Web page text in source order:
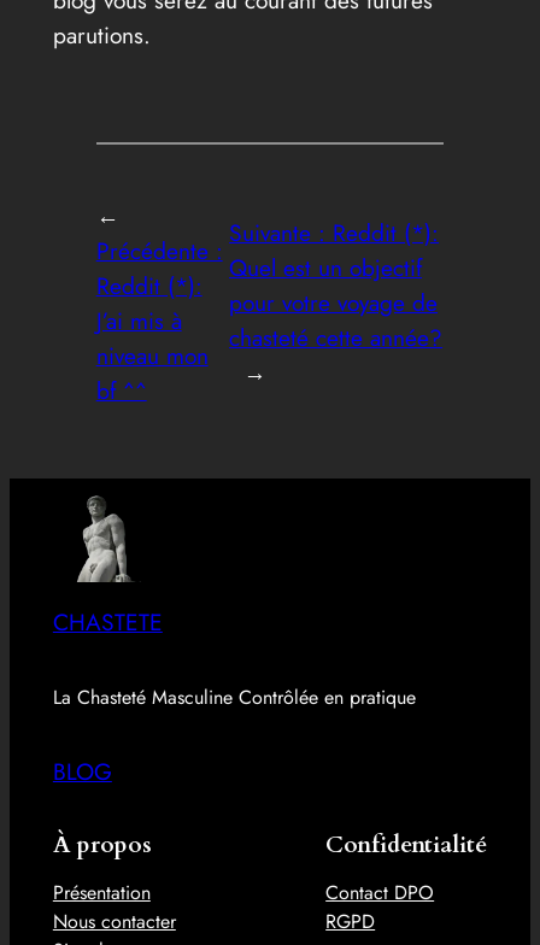
parutions.
←
Précédente :
Reddit (*):
J’ai mis à
niveau mon
bf ^^
Suivante : Reddit (*):
Quel est un objectif
pour votre voyage de
chasteté cette année?
→
CHASTETE
La Chasteté Masculine Contrôlée en pratique
BLOG
À propos
Présentation
Nous contacter
Confidentialité
Contact DPO
RGPD